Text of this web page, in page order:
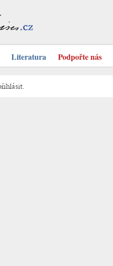
Literatura Podpořte nás